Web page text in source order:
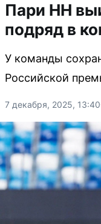
Пари НН
подряд в
У команды
Российской
7 декабря, 2025, 13:40